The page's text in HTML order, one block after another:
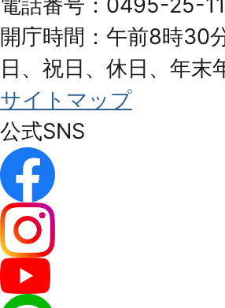
開庁時間：午前8時30
日、祝日、休日、年末
サイトマップ
公式SNS